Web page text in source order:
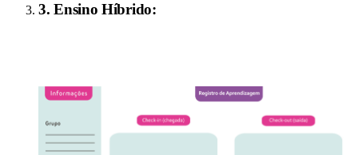
3.Ensino Híbrido: